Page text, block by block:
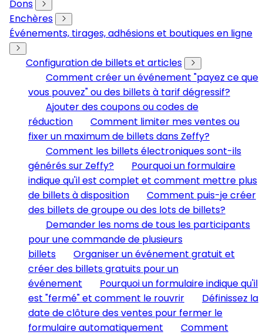
Dons
Enchères
Événements, tirages, adhésions et boutiques en ligne
Configuration de billets et articles
Comment créer un événement "payez ce que
vous pouvez" ou des billets à tarif dégressif?
Ajouter des coupons ou codes de
réduction
Comment limiter mes ventes ou
fixer un maximum de billets dans Zeffy?
Comment les billets électroniques sont-ils
générés sur Zeffy?
Pourquoi un formulaire
indique qu'il est complet et comment mettre plus
de billets à disposition
Comment puis-je créer
des billets de groupe ou des lots de billets?
Demander les noms de tous les participants
pour une commande de plusieurs
billets
Organiser un événement gratuit et
créer des billets gratuits pour un
événement
Pourquoi un formulaire indique qu'il
est "fermé" et comment le rouvrir
Définissez la
date de clôture des ventes pour fermer le
formulaire automatiquement
Comment